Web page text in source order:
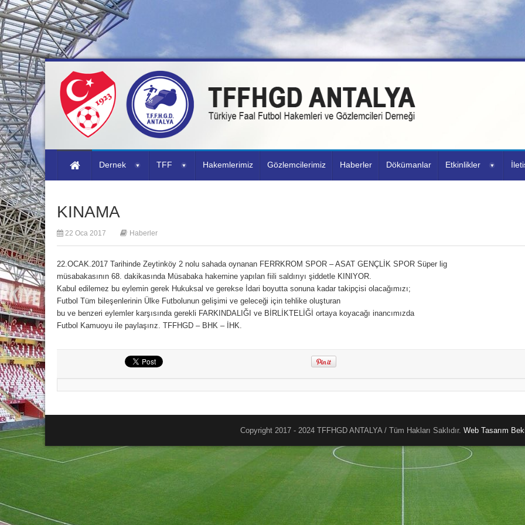
Dernek TFF Hakemlerimiz Gözlemcilerimiz Haberler Dökümanlar Etkinlikler
KINAMA
22 Oca 2017 Haberler
22.OCAK.2017 Tarihinde Zeytinköy 2 nolu sahada oynanan FERRKROM SPOR – ASAT GENÇLİK SPOR Süper lig
müsabakasının 68. dakikasında Müsabaka hakemine yapılan fiili saldırıyı şiddetle KINIYOR.
Kabul edilemez bu eylemin gerek Hukuksal ve gerekse İdari boyutta sonuna kadar takipçisi olacağımızı;
Futbol Tüm bileşenlerinin Ülke Futbolunun gelişimi ve geleceği için tehlike oluşturan
bu ve benzeri eylemler karşısında gerekli FARKINDALIĞI ve BİRLİKTELİĞİ ortaya koyacağı inancımızda
Futbol Kamuoyu ile paylaşırız. TFFHGD – BHK – İHK.
Copyright 2017 - 2024 TFFHGD ANTALYA / Tüm Hakları Saklıdır. Web Tasarım